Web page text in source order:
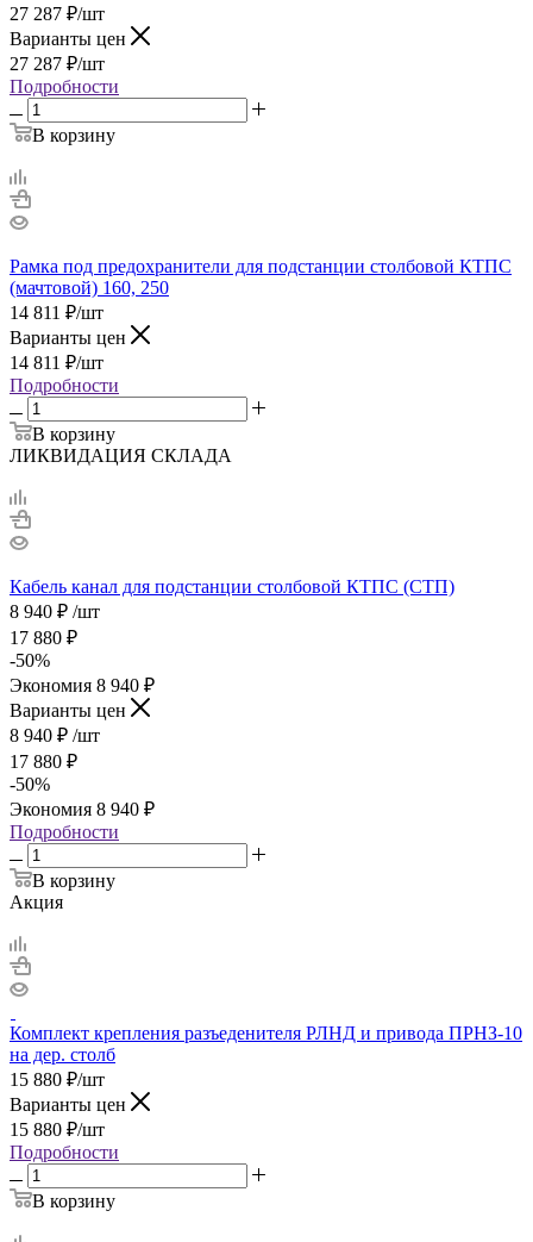
27 287 ₽/шт
Варианты цен
27 287 ₽/шт
Подробности
В корзину
Рамка под предохранители для подстанции столбовой КТПС
(мачтовой) 160, 250
14 811 ₽/шт
Варианты цен
14 811 ₽/шт
Подробности
В корзину
ЛИКВИДАЦИЯ СКЛАДА
Кабель канал для подстанции столбовой КТПС (СТП)
8 940 ₽ /шт
17 880 ₽
-50%
Экономия 8 940 ₽
Варианты цен
8 940 ₽ /шт
17 880 ₽
-50%
Экономия 8 940 ₽
Подробности
В корзину
Акция
Комплект крепления разъеденителя РЛНД и привода ПРНЗ-10
на дер. столб
15 880 ₽/шт
Варианты цен
15 880 ₽/шт
Подробности
В корзину